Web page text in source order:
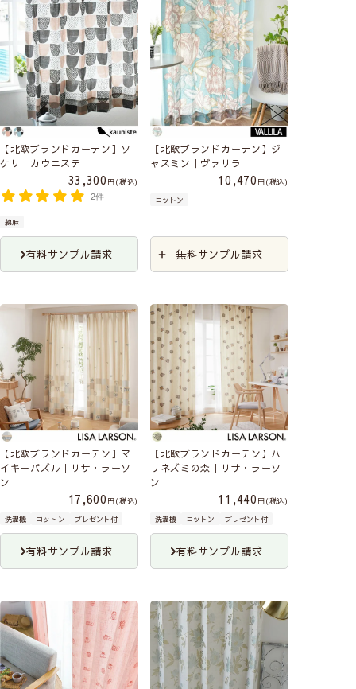
【北欧ブランドカーテン】ソ
ケリ｜カウニステ
33,300
税込
2件
綿麻
有料サンプル請求
【北欧ブランドカーテン】ジ
ャスミン｜ヴァリラ
10,470
税込
コットン
無料サンプル請求
【北欧ブランドカーテン】マ
イキーパズル｜リサ・ラーソ
ン
17,600
税込
洗濯機
コットン プレゼント付
有料サンプル請求
【北欧ブランドカーテン】ハ
リネズミの森｜リサ・ラーソ
ン
11,440
税込
洗濯機
コットン プレゼント付
有料サンプル請求